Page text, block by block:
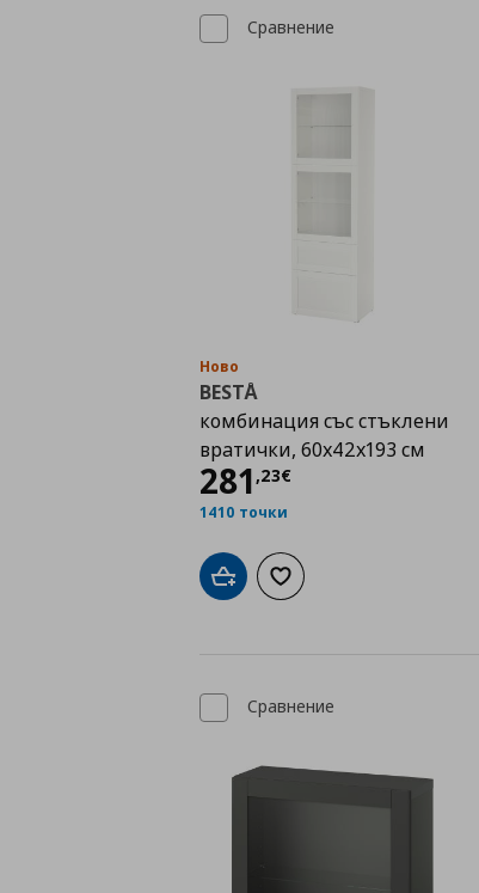
Сравнение
Ново
BESTÅ
комбинация със стъклени
вратички, 60x42x193 см
281,23€
Цена
1410 точки
Добави в кошницата
Добави към списъка с
Сравнение